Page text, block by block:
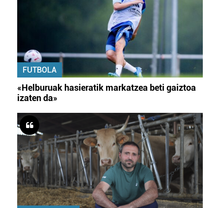
FUTBOLA
«Helburuak hasieratik markatzea beti gaiztoa
izaten da»